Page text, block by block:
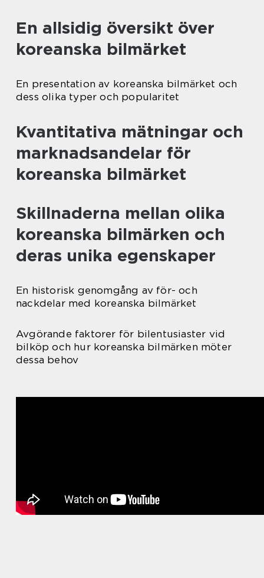
En allsidig översikt över
koreanska bilmärket
En presentation av koreanska bilmärket och
dess olika typer och popularitet
Kvantitativa mätningar och
marknadsandelar för
koreanska bilmärket
Skillnaderna mellan olika
koreanska bilmärken och
deras unika egenskaper
En historisk genomgång av för- och
nackdelar med koreanska bilmärket
Avgörande faktorer för bilentusiaster vid
bilköp och hur koreanska bilmärken möter
dessa behov